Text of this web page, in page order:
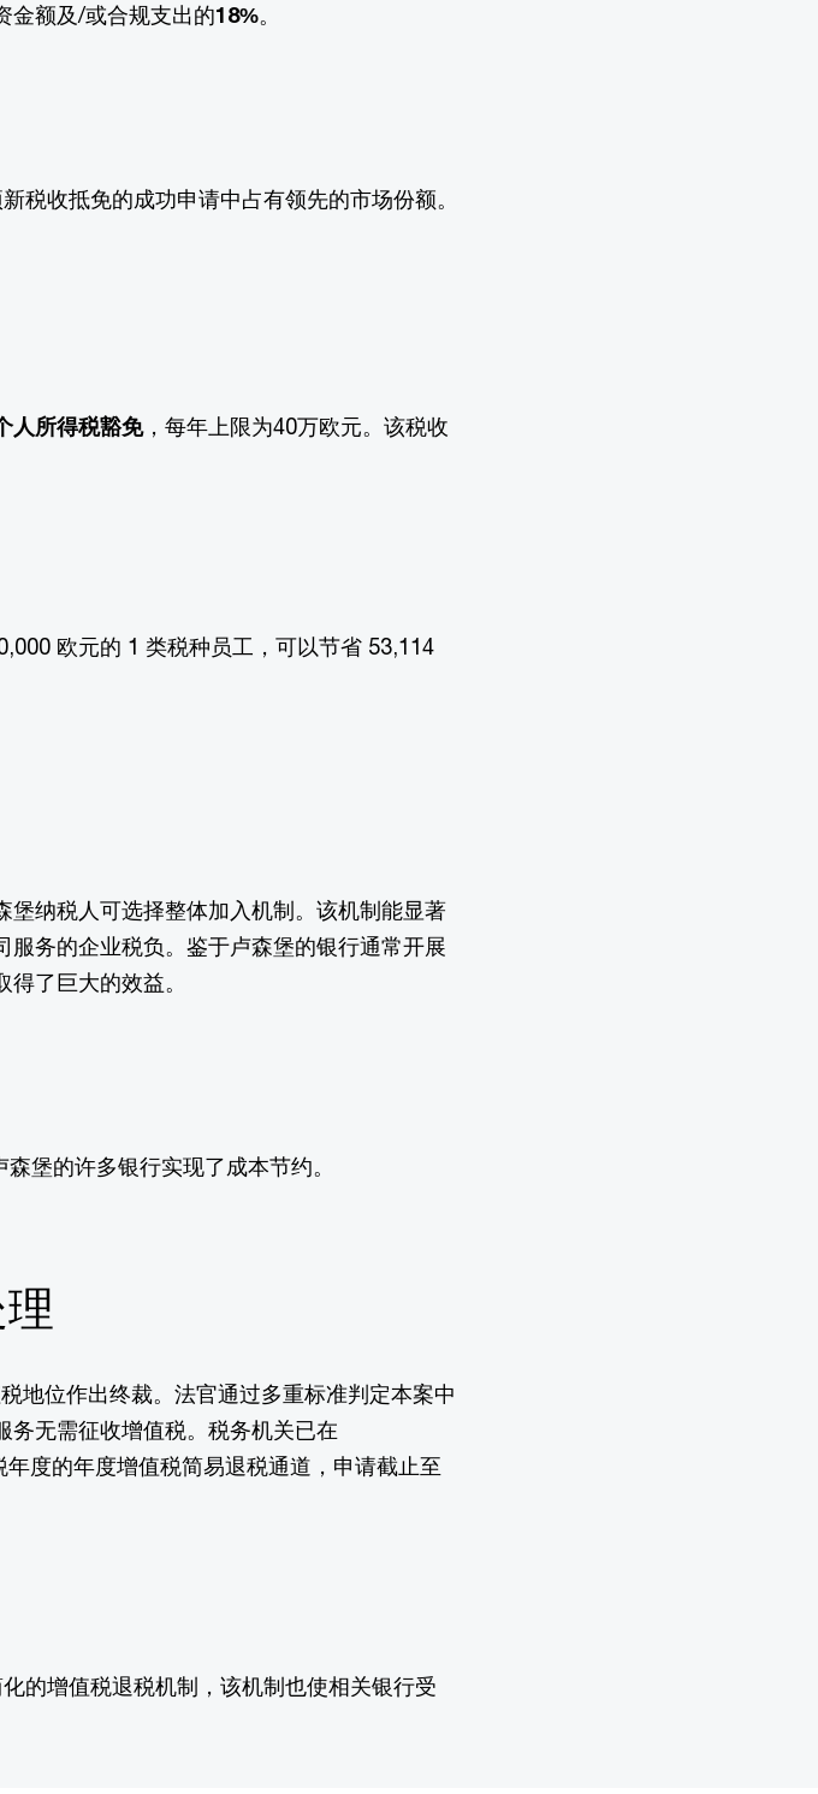
金额及/或合规支出的18%。
税收抵免的成功申请中占有领先的市场份额。
人所得税豁免，每年上限为40万欧元。该税收
欧元的 1 类税种员工，可以节省 53,114
纳税人可选择整体加入机制。该机制能显著
务的企业税负。鉴于卢森堡的银行通常开展
了巨大的效益。
堡的许多银行实现了成本节约。
地位作出终裁。法官通过多重标准判定本案中
务无需征收增值税。税务机关已在
度的年度增值税简易退税通道，申请截止至
的增值税退税机制，该机制也使相关银行受